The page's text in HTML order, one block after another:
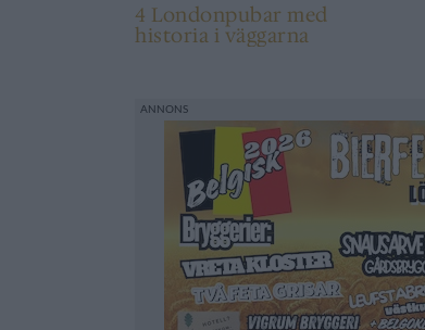
4 Londonpubar med
historia i väggarna